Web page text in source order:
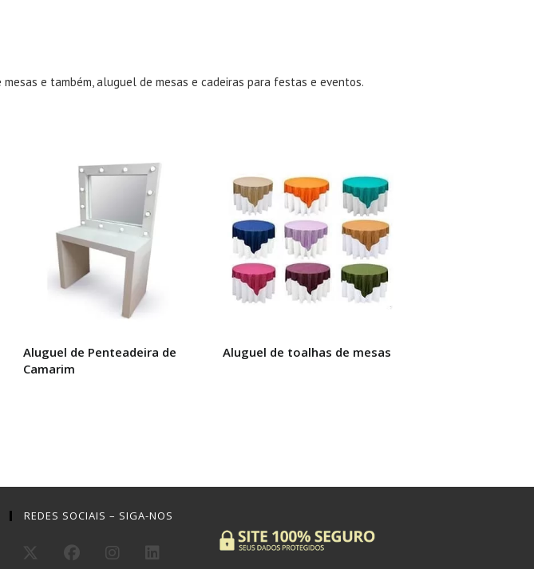
e também,aluguel de mesas e cadeiras para festas e eventos.
Aluguel de Penteadeira de
Camarim
Aluguel de toalhas de mesas
REDES SOCIAIS – SIGA-NOS